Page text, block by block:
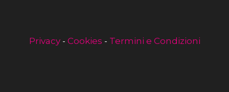
Privacy- Cookies - Termini e Condizioni